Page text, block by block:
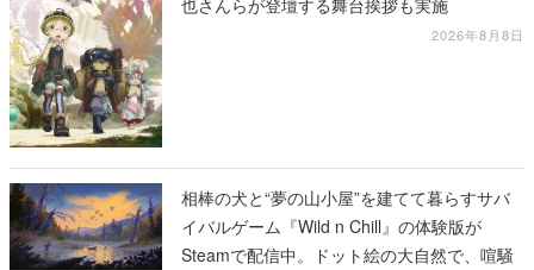
2026年8月8日
相棒の犬と“夢の山小屋”を建てて暮らすサバ
イバルゲーム『Wild n Chill』の体験版が
Steamで配信中。ドット絵の大自然で、喧騒